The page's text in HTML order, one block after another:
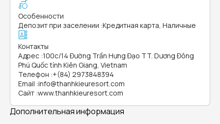
Особенности
Депозит при заселении :Кредитная карта, Наличные
Контакты
Адрес :100c/14 Đường Trần Hưng Đạo TT. Dương Đông
Phú Quốc tỉnh Kiên Giang, Vietnam
Телефон :+(84) 2973848394
Email :info@thanhkieuresort.com
Сайт :www.thanhkieuresort.com
Дополнительная информация